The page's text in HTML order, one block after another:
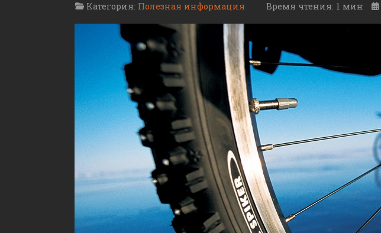
Категория: Полезная информация Время чтения: 1 мин